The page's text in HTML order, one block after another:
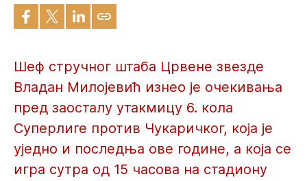
Шеф стручног штаба Црвене звезде
Владан Милојевић изнео је очекивања
пред заосталу утакмицу 6. кола
Суперлиге против Чукаричког, која је
уједно и последња ове године, а која се
игра сутра од 15 часова на стадиону